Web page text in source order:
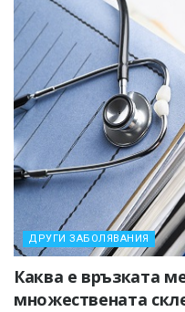
ДРУГИ ЗАБОЛЯВАНИЯ
Каква е връзката
множествената